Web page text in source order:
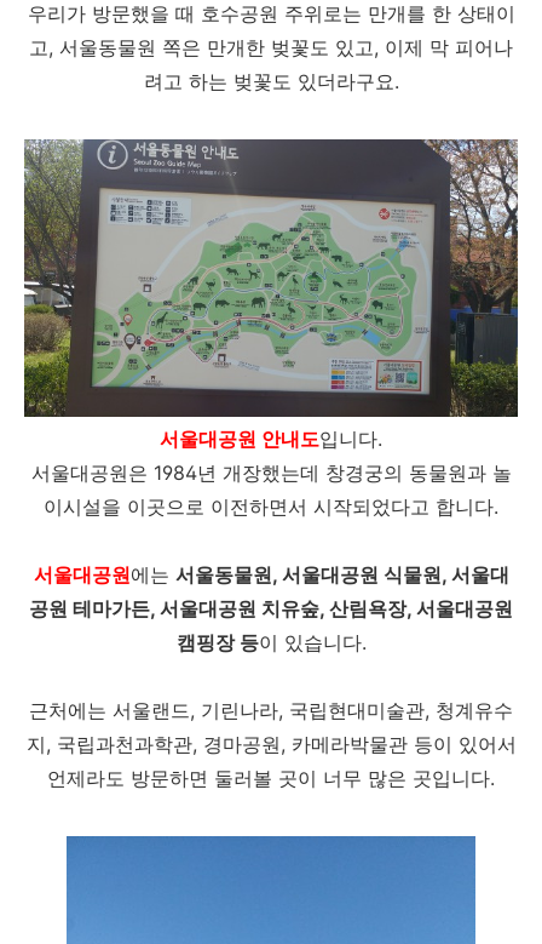
우리가 방문했을 때 호수공원 주위로는 만개를 한 상태이
고, 서울동물원 쪽은 만개한 벚꽃도 있고, 이제 막 피어나
려고 하는 벚꽃도 있더라구요.
서울대공원 안내도입니다.
서울대공원은 1984년 개장했는데 창경궁의 동물원과 놀
이시설을 이곳으로 이전하면서 시작되었다고 합니다.
서울대공원에는 서울동물원, 서울대공원 식물원, 서울대
공원 테마가든, 서울대공원 치유숲, 산림욕장, 서울대공원
캠핑장 등이 있습니다.
근처에는 서울랜드, 기린나라, 국립현대미술관, 청계유수
지, 국립과천과학관, 경마공원, 카메라박물관 등이 있어서
언제라도 방문하면 둘러볼 곳이 너무 많은 곳입니다.